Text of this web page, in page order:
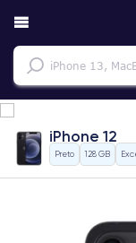
iPhone 12
Preto 128 GB